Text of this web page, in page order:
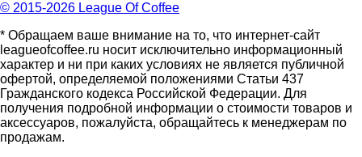
© 2015-2026 League Of Coffee
* Обращаем ваше внимание на то, что интернет-сайт
leagueofcoffee.ru носит исключительно информационный
характер и ни при каких условиях не является публичной
офертой, определяемой положениями Статьи 437
Гражданского кодекса Российской Федерации. Для
получения подробной информации о стоимости товаров и
аксессуаров, пожалуйста, обращайтесь к менеджерам по
продажам.